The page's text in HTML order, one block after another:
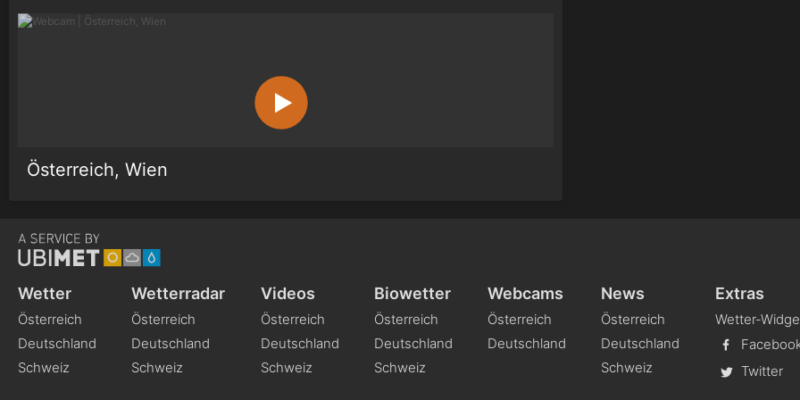
Österreich, Wien
Wetter
Österreich
Deutschland
Schweiz
Wetterradar
Österreich
Deutschland
Schweiz
Videos
Österreich
Deutschland
Schweiz
Biowetter
Österreich
Deutschland
Schweiz
Webcams
Österreich
Deutschland
News
Österreich
Deutschland
Schweiz
Extras
Wetter-
Twitter